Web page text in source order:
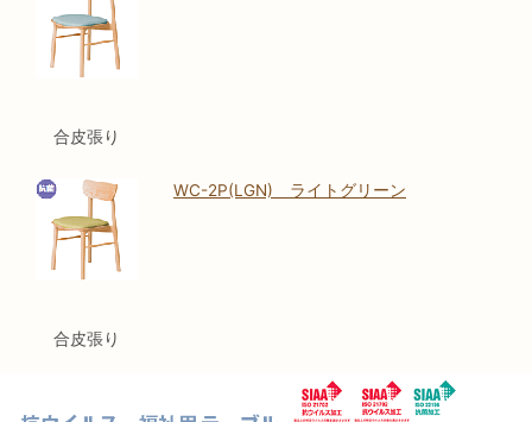
合皮張り
合皮張り
WC-2P(LGN) ライトグリーン